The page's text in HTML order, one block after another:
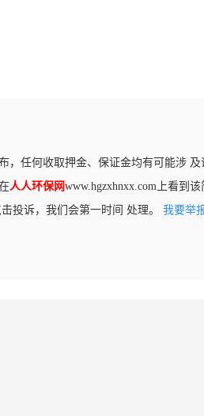
，任何收取押金、保证金均有可能涉 及
人人环保网www.hgzxhnxx.com上看到该
投诉，我们会第一时间 处理。 我要举